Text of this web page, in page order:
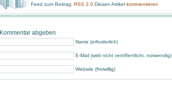
Feed zum Beitrag: RSS 2.0 Diesen Artikel kommentieren
Kommentar abgeben
Name (erforderlich)
E-Mail (wird nicht veröffentlicht, notwendig)
Website (freiwillig)